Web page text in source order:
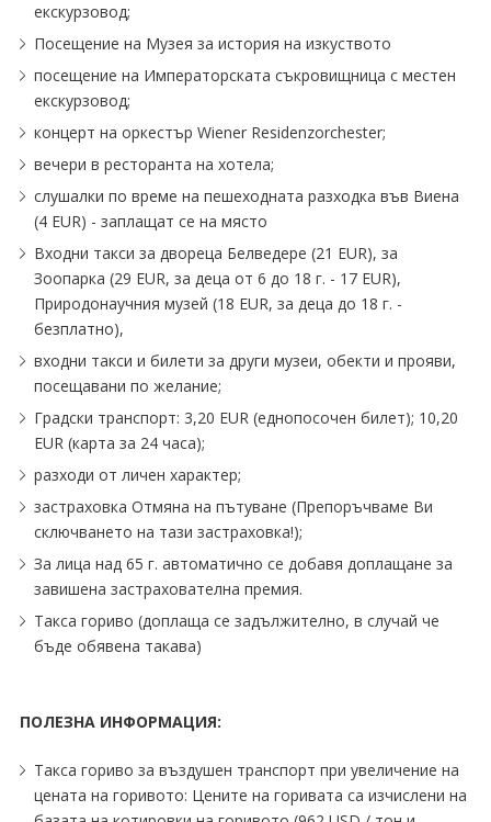
екскурзовод;
Посещение на Музея за история на изкуството
посещение на Императорската съкровищница с местен
екскурзовод;
концерт на оркестър Wiener Residenzorchester;
вечери в ресторанта на хотела;
слушалки по време на пешеходната разходка във Виена
(4 EUR) - заплащат се на място
Входни такси за двореца Белведере (21 EUR), за
Зоопарка (29 EUR, за деца от 6 до 18 г. - 17 EUR),
Природонаучния музей (18 EUR, за деца до 18 г. -
безплатно),
входни такси и билети за други музеи, обекти и прояви,
посещавани по желание;
Градски транспорт: 3,20 EUR (еднопосочен билет); 10,20
EUR (карта за 24 часа);
разходи от личен характер;
застраховка Отмяна на пътуване (Препоръчваме Ви
сключването на тази застраховка!);
За лица над 65 г. автоматично се добавя доплащане за
завишена застрахователна премия.
Такса гориво (доплаща се задължително, в случай че
бъде обявена такава)
ПОЛЕЗНА ИНФОРМАЦИЯ:
Такса гориво за въздушен транспорт при увеличение на
цената на горивото: Цените на горивата са изчислени на